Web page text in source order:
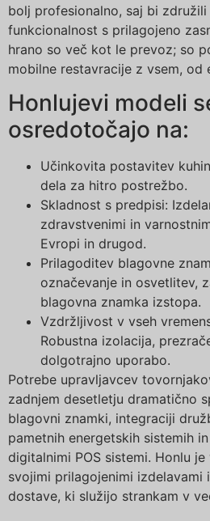
bolj profesionalno, saj bi
funkcionalnost s prilagojeno
hrano so več kot le prevoz; so
mobilne restavracije z vsem, od
Honlujevi modeli
osredotočajo na:
Učinkovita postavitev
dela za hitro postrežbo.
Skladnost s predpisi:
zdravstvenimi in
Evropi in drugod.
Prilagoditev blagovne
označevanje in osvetlitev,
blagovna znamka izstopa.
Vzdržljivost v vseh
Robustna izolacija,
dolgotrajno uporabo.
Potrebe upravljavcev
zadnjem desetletju dramatično
blagovni znamki, integraciji
pametnih energetskih sistemih
digitalnimi POS sistemi. Honlu
svojimi prilagojenimi izdelavami
dostave, ki služijo strankam v